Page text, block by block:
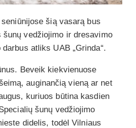
šią vasarą bus
šunų vedžiojimo ir dresavimo
atliks UAB „Grinda“.
Beveik kiekvienuose
auginančią vieną ar net
kuriuos būtina kasdien
šunų vedžiojimo
didelis, todėl Vilniaus